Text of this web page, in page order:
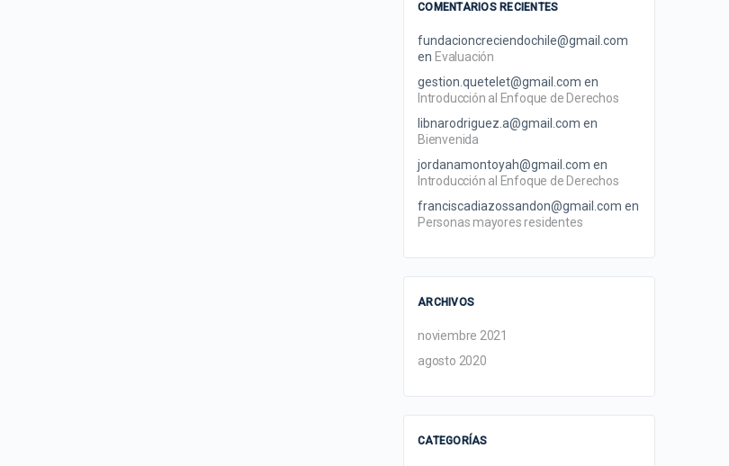
COMENTARIOS RECIENTES
fundacioncreciendochile@gmail.com
en Evaluación
gestion.quetelet@gmail.com en
Introducción al Enfoque de Derechos
libnarodriguez.a@gmail.com en
Bienvenida
jordanamontoyah@gmail.com en
Introducción al Enfoque de Derechos
franciscadiazossandon@gmail.com en
Personas mayores residentes
ARCHIVOS
noviembre 2021
agosto 2020
CATEGORÍAS